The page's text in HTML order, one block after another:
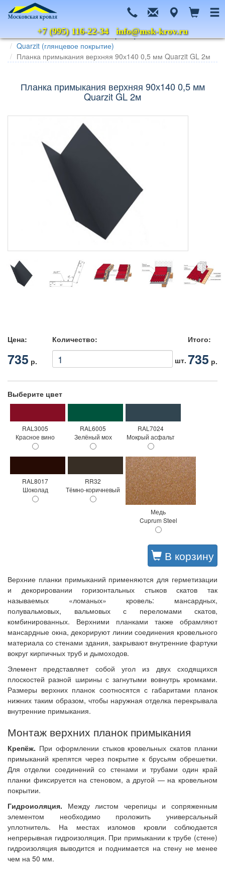
+7 (995) 116-22-34info@msk-krov.ru
Главная Каталог Металлочерепица
Grand Line
Quarzit (глянцевое покрытие)
Планка примыкания верхняя 90х140 0,5 мм Quarzit GL 2м
Планка примыкания верхняя 90х140 0,5 мм
Quarzit GL 2м
Цена:
735 р.
Количество:
шт.
Итого:
735 р.
Выберите цвет
RAL3005
Красное вино
RAL6005
Зелёный мох
RAL7024
Мокрый асфальт
RAL8017
Шоколад
RR32
Тёмно-коричневый
Медь
Cuprum Steel
В корзину
Верхние планки примыканий применяются для герметизации
и декорировании горизонтальных стыков скатов так
называемых «ломаных» кровель: мансардных,
полувальмовых, вальмовых с переломами скатов,
комбинированных. Верхними планками также обрамляют
мансардные окна, декорируют линии соединения кровельного
материала со стенами здания, закрывают внутренние фартуки
вокруг кирпичных труб и дымоходов.
Элемент представляет собой угол из двух сходящихся
плоскостей разной ширины с загнутыми вовнутрь кромками.
Размеры верхних планок соотносятся с габаритами планок
нижних таким образом, чтобы наружная отделка перекрывала
внутренние примыкания.
Монтаж верхних планок примыкания
Крепёж. При оформлении стыков кровельных скатов планки
примыканий крепятся через покрытие к брусьям обрешетки.
Для отделки соединений со стенами и трубами один край
планки фиксируется на стеновом, а другой — на кровельном
покрытии.
Гидроиоляция. Между листом черепицы и сопряженным
элементом необходимо проложить универсальный
уплотнитель. На местах изломов кровли соблюдается
непрерывная гидроизоляция. При примыкании к трубе (стене)
гидроизоляция выводится и поднимается на стену не менее
чем на 50 мм.